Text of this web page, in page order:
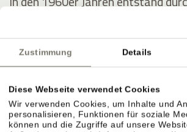
Zustimmung Details
Diese Webseite verwendet Cookies
Wir verwenden Cookies, um Inhalte und
personalisieren, Funktionen für soziale
können und die Zugriffe auf unsere
und Zubauten das erste Hotel mit
Überetsch. Der junge Erbe Josef
baute 1972 das erste Hallenbad
errichtete zwei Tennisplätze und
Weinproduktion.